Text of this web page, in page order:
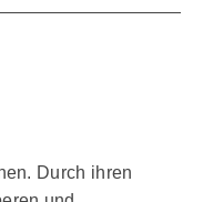
Durch ihren